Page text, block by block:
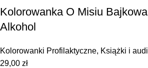
Kolorowanka O Misiu
Alkohol
Kolorowanki Profilaktyczne, Książki i
29,00 zł